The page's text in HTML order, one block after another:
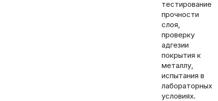
тестирование
прочности
слоя,
проверку
адгезии
покрытия к
металлу,
испытания в
лабораторных
условиях.